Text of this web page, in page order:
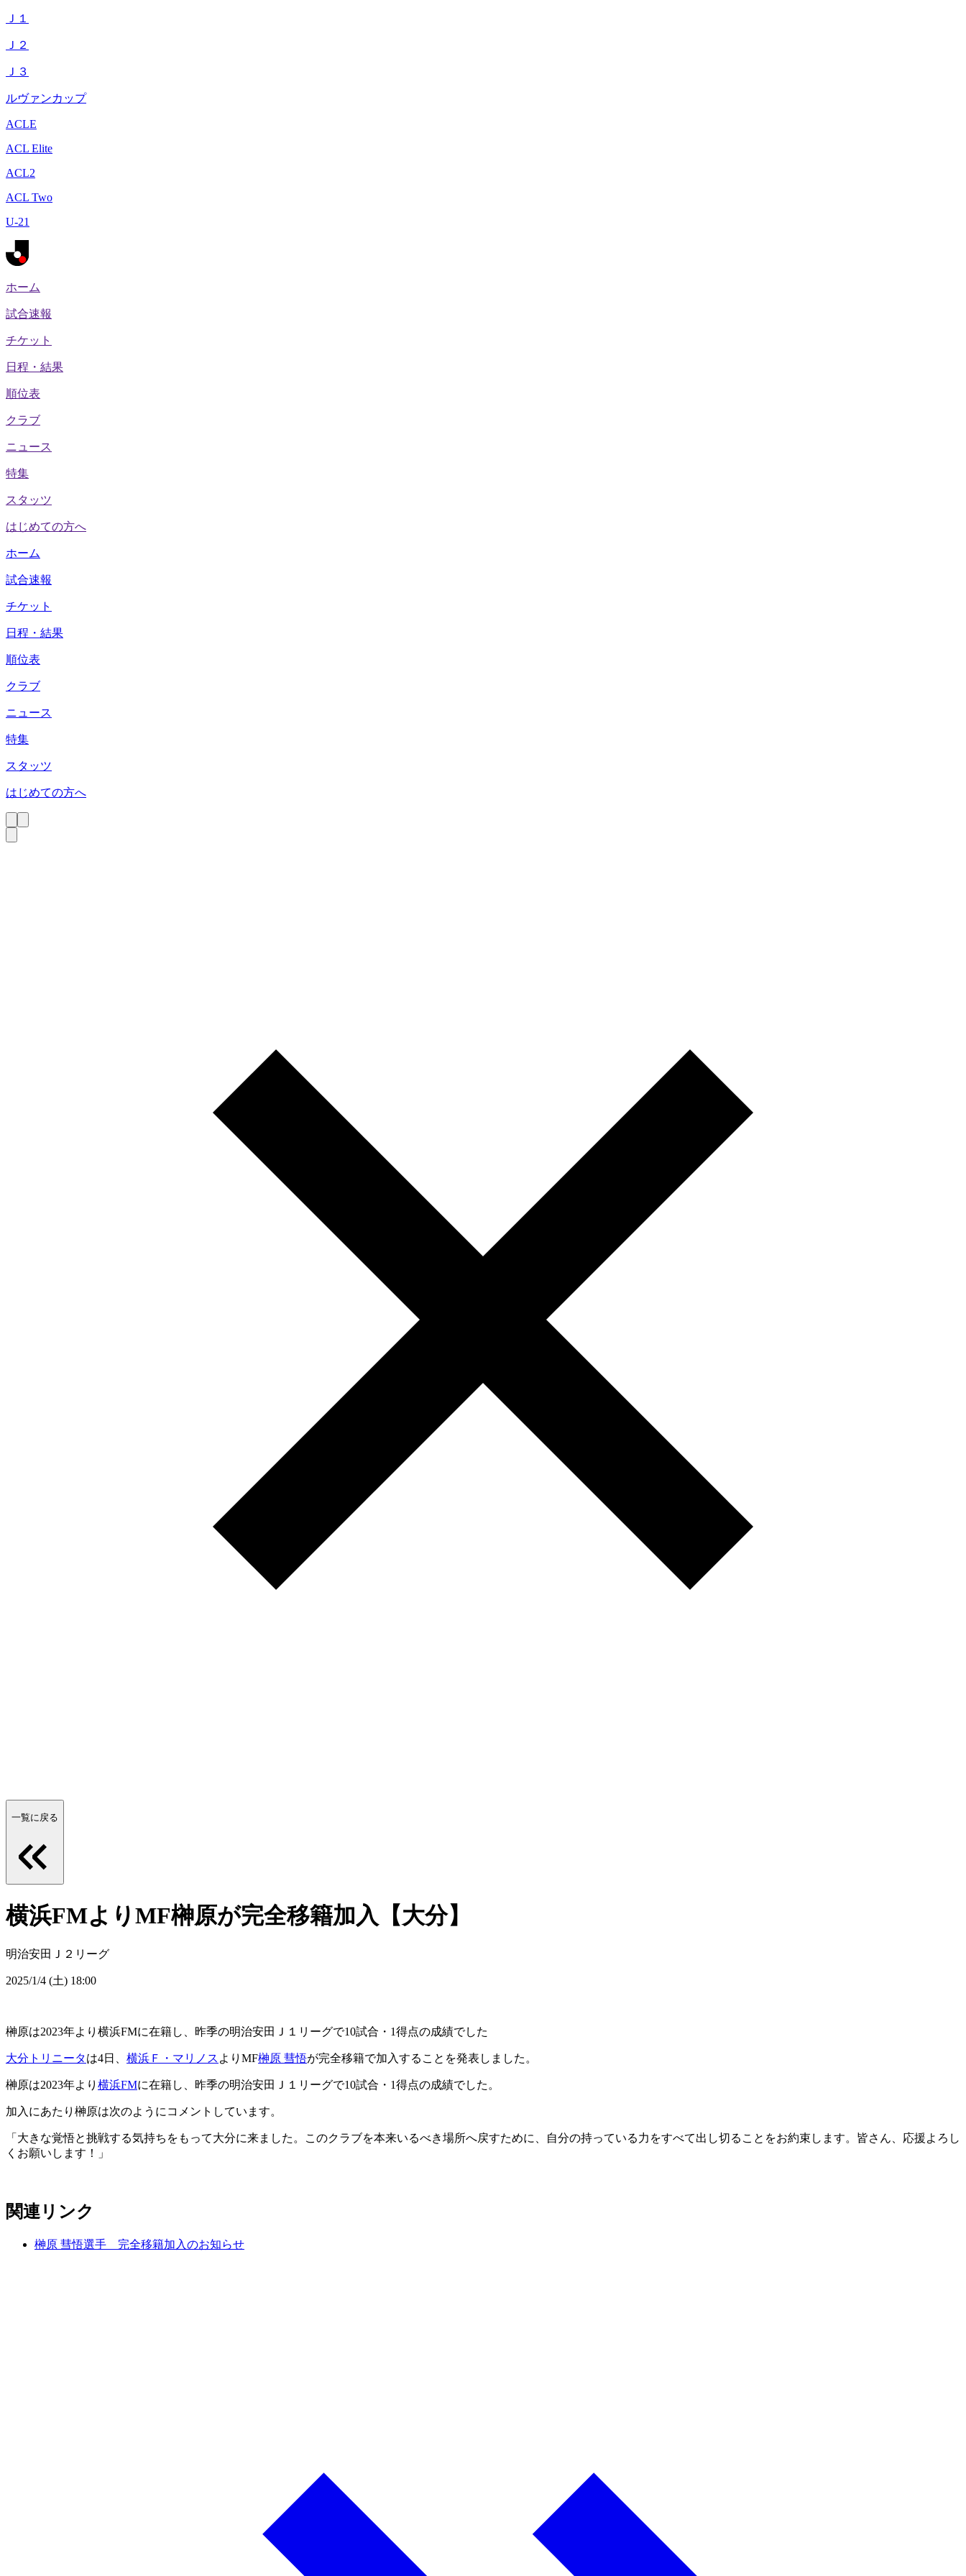
Ｊ１
Ｊ２
Ｊ３
ルヴァンカップ
ACLE
ACL Elite
ACL2
ACL Two
U-21
ホーム
試合速報
チケット
日程・結果
順位表
クラブ
ニュース
特集
スタッツ
はじめての方へ
ホーム
試合速報
チケット
日程・結果
順位表
クラブ
ニュース
特集
スタッツ
はじめての方へ
一覧に戻る
横浜FMよりMF榊原が完全移籍加入【大分】
明治安田Ｊ２リーグ
2025/1/4 (土) 18:00
榊原は2023年より横浜FMに在籍し、昨季の明治安田Ｊ１リーグで10試合・1得点の成績でした
大分トリニータは4日、 横浜Ｆ・マリノス よりMF榊原 彗悟が完全移籍で加入することを発表しました。
榊原は2023年より 横浜FMに在籍し、昨季の明治安田Ｊ１リーグで10試合・1得点の成績でした。
加入にあたり榊原は次のようにコメントしています。
「大きな覚悟と挑戦する気持ちをもって大分に来ました。このクラブを本来いるべき場所へ戻すために、自分の持っている力をすべて出し切ることをお約束します。皆さん、応援よろし
くお願いします！」
関連リンク
榊原 彗悟選手 完全移籍加入のお知らせ